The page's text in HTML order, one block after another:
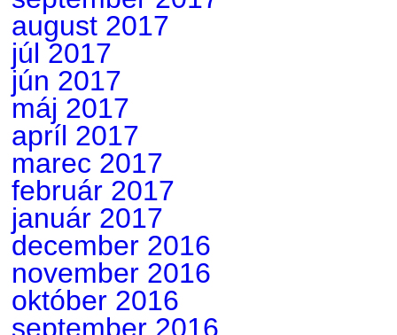
august 2017
júl 2017
jún 2017
máj 2017
apríl 2017
marec 2017
február 2017
január 2017
december 2016
november 2016
október 2016
september 2016